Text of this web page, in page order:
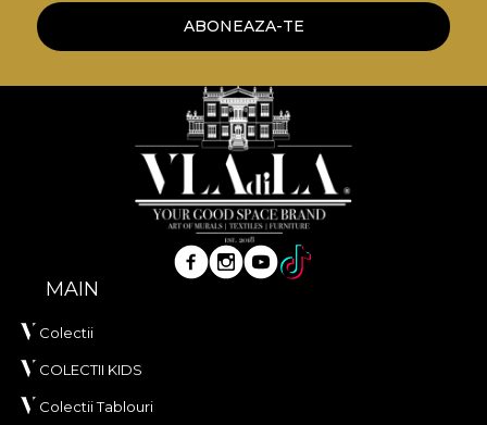
ABONEAZA-TE
MAIN
Colectii
COLECTII KIDS
Colectii Tablouri